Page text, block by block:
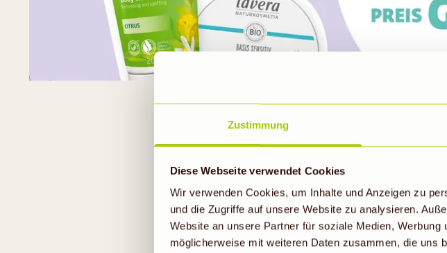
Zustimmung
Diese Webseite verwendet Cookies
Wir verwenden Cookies, um Inhalte und Anzeigen zu
und die Zugriffe auf unsere Website zu analysieren.
Website an unsere Partner für soziale Medien,
möglicherweise mit weiteren Daten zusammen, die uns
WARUM ZU
Viele Menschen suchen nach Alternativen
synthetische Inhaltsstoffe enthalten.
sowohl Haut und Haaren als auch der